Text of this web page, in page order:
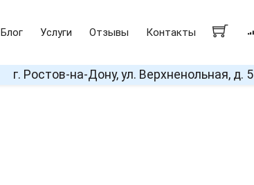
Блог Услуги Отзывы Контакты
г. Ростов-на-Дону, ул. Верхненольная, д. 5